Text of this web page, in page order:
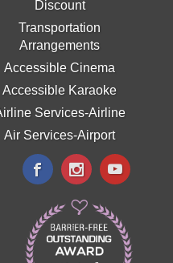
Discount
Transportation
Arrangements
Accessible Cinema
Accessible Karaoke
Services-Airline
Air Services-Airport